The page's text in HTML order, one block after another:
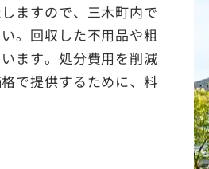
ますので、三木町内で
。回収した不用品や粗
ます。処分費用を削減
で提供するために、料